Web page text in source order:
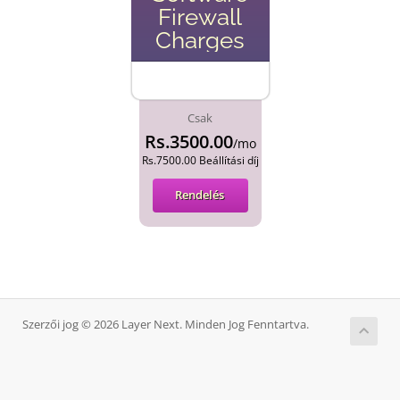
Firewall
Charges
Csak
Rs.3500.00/mo
Rs.7500.00 Beállítási díj
Rendelés
Szerzői jog © 2026 Layer Next. Minden Jog Fenntartva.